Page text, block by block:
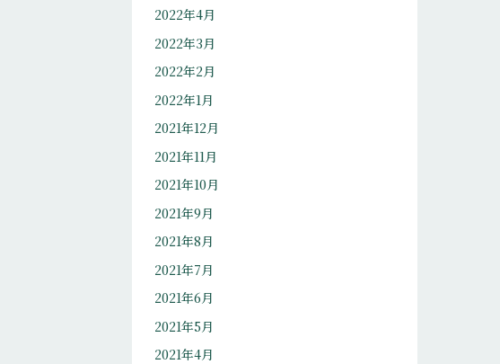
2022年4月
2022年3月
2022年2月
2022年1月
2021年12月
2021年11月
2021年10月
2021年9月
2021年8月
2021年7月
2021年6月
2021年5月
2021年4月